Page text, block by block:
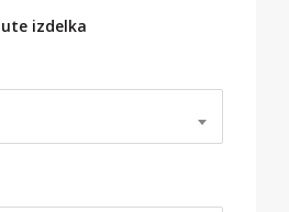
izdelka